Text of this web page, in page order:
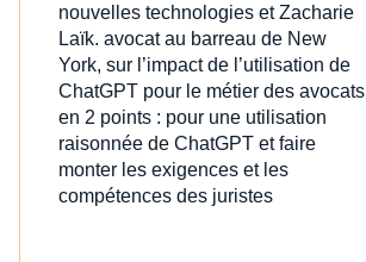
nouvelles technologies et Zacharie
Laïk. avocat au barreau de New
York, sur l’impact de l’utilisation de
ChatGPT pour le métier des avocats
en 2 points : pour une utilisation
raisonnée de ChatGPT et faire
monter les exigences et les
compétences des juristes